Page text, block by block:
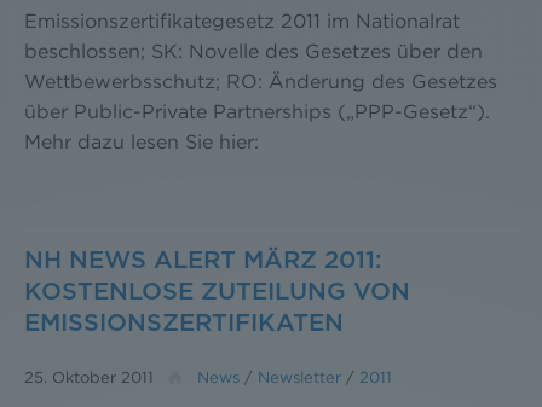
Emissionszertifikategesetz 2011 im Nationalrat
beschlossen; SK: Novelle des Gesetzes über den
Wettbewerbsschutz; RO: Änderung des Gesetzes
über Public-Private Partnerships („PPP-Gesetz“).
Mehr dazu lesen Sie hier:
NH NEWS ALERT MÄRZ 2011:
KOSTENLOSE ZUTEILUNG VON
EMISSIONSZERTIFIKATEN
25. Oktober 2011 News / Newsletter / 2011